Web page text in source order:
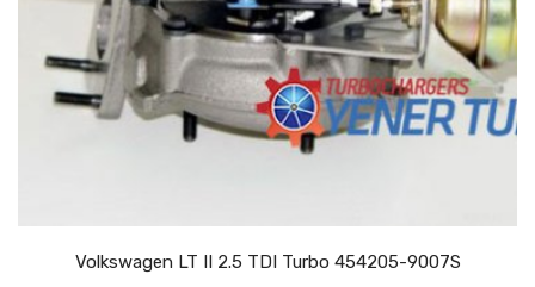
Volkswagen LT II 2.5 TDI Turbo 454205-9007S